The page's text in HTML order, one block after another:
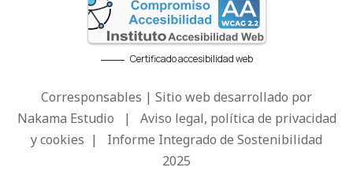
Certificado accesibilidad web
Corresponsables | Sitio web desarrollado por
Nakama Estudio | Aviso legal, política de privacidad
y cookies | Informe Integrado de Sostenibilidad
2025